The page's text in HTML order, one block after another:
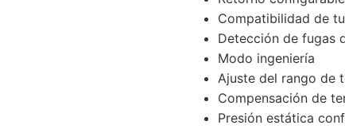
Compatibilidad de
Detección de fugas
Modo ingeniería
Ajuste del rango de
Compensación de
Presión estática